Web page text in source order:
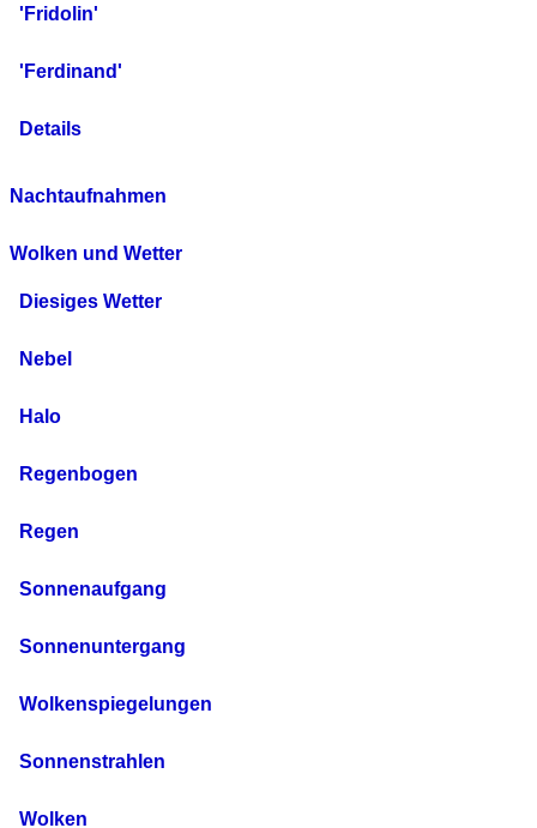
'Fridolin'
'Ferdinand'
Details
Nachtaufnahmen
Wolken und Wetter
Diesiges Wetter
Nebel
Halo
Regenbogen
Regen
Sonnenaufgang
Sonnenuntergang
Wolkenspiegelungen
Sonnenstrahlen
Wolken